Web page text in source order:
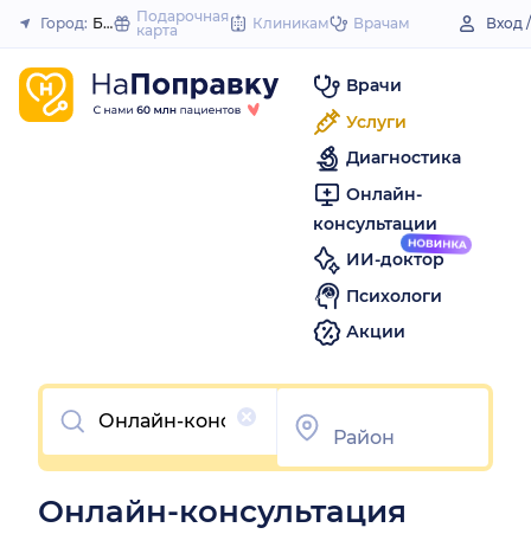
to
Закрыть
Город: Благовещенск (Башкортостан)
Подарочная
карта
Клиникам Врачам Вход
Врачи
Услуги
Диагностика
Онлайн-
консультации
ИИ-доктор
Психологи
Акции
Очистить
Онлайн-консультация